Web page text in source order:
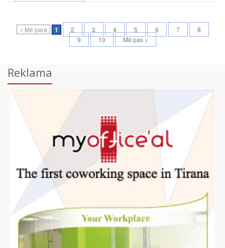
< Më para 1 2 3 4 5 6 7
8
9
10 Më pas >
Reklama